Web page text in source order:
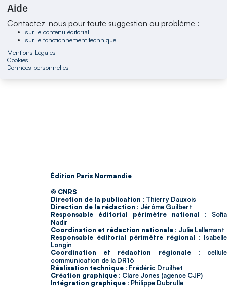
Aide
Contactez-nous pour toute suggestion ou problème :
sur le contenu éditorial
sur le fonctionnement technique
Mentions Légales
Cookies
Données personnelles
Édition Paris Normandie
© CNRS
Direction de la publication : Thierry Dauxois
Direction de la rédaction : Jérôme Guilbert
Responsable éditorial périmètre national : Sofia
Nadir
Coordination et rédaction nationale : Julie Lallemant
Responsable éditorial périmètre régional : Isabelle
Longin
Coordination et rédaction régionale : cellule
communication de la DR16
Réalisation technique : Frédéric Druilhet
Création graphique : Clare Jones (agence CJP)
Intégration graphique : Philippe Dubrulle